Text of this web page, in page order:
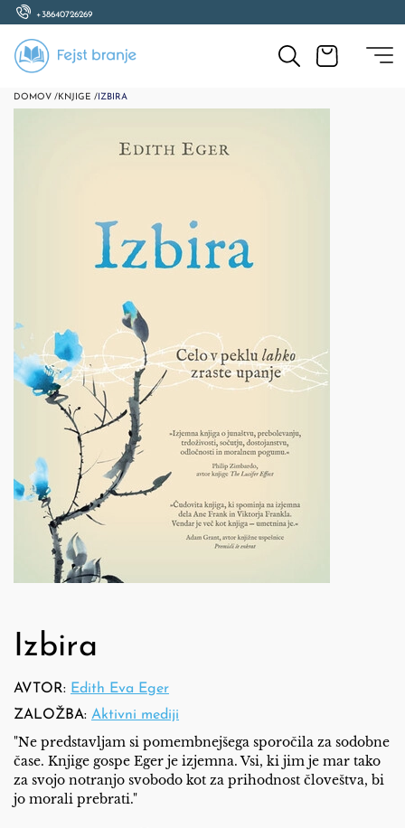
+38640726269
DOMOV /KNJIGE / IZBIRA
Izbira
AVTOR: Edith Eva Eger
ZALOŽBA: Aktivni mediji
"Ne predstavljam si pomembnejšega sporočila za sodobne
čase. Knjige gospe Eger je izjemna. Vsi, ki jim je mar tako
za svojo notranjo svobodo kot za prihodnost človeštva, bi
jo morali prebrati."